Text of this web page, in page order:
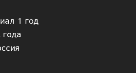
1 год